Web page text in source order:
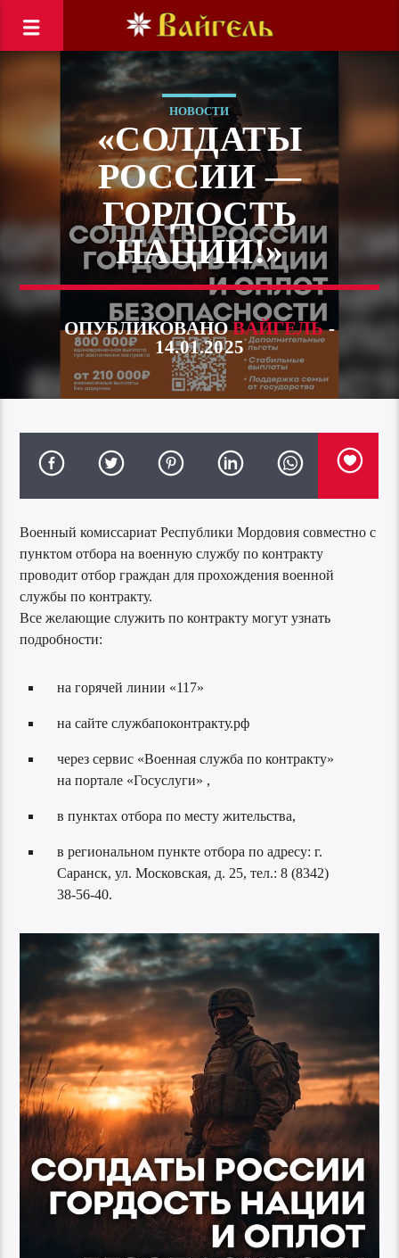
НОВОСТИ
«СОЛДАТЫ
РОССИИ —
ГОРДОСТЬ
НАЦИИ!»
ОПУБЛИКОВАНОВАЙГЕЛЬ-
14.01.2025
Военный комиссариат Республики Мордовия совместно с
пунктом отбора на военную службу по контракту
проводит отбор граждан для прохождения военной
службы по контракту.
Все желающие служить по контракту могут узнать
подробности:
на горячей линии «117»
на сайте службапоконтракту.рф
через сервис «Военная служба по контракту»
на портале «Госуслуги» ,
в пунктах отбора по месту жительства,
в региональном пункте отбора по адресу: г.
Саранск, ул. Московская, д. 25, тел.: 8 (8342)
38-56-40.